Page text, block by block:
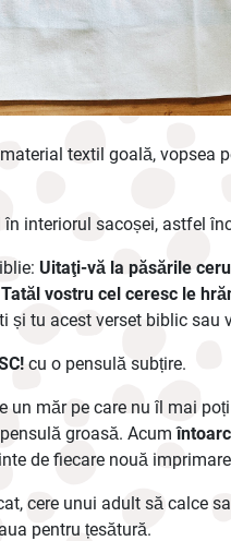
textil goală, vopsea
interiorul sacoșei, astfel
Uitaţi-vă la păsările
vostru cel ceresc le
și tu acest verset biblic sau
cu o pensulă subțire.
un măr pe care nu îl mai
groasă. Acum
de fiecare nouă
cere unui adult să calce
pentru țesătură.